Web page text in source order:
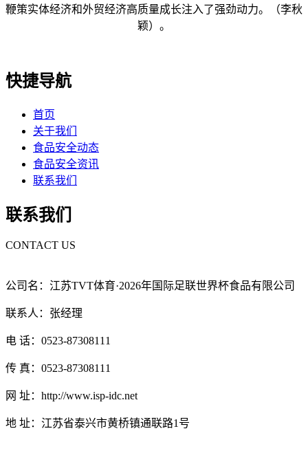
鞭策实体经济和外贸经济高质量成长注入了强劲动力。（李秋
颖）。
快捷导航
首页
关于我们
食品安全动态
食品安全资讯
联系我们
联系我们
CONTACT US
公司名：江苏TVT体育·2026年国际足联世界杯食品有限公司
联系人：张经理
电 话：0523-87308111
传 真：0523-87308111
网 址：http://www.isp-idc.net
地 址：江苏省泰兴市黄桥镇通联路1号